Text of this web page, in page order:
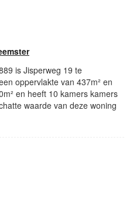
is Jisperweg 19 te
oppervlakte van 437m² en
en heeft 10 kamers kamers
waarde van deze woning